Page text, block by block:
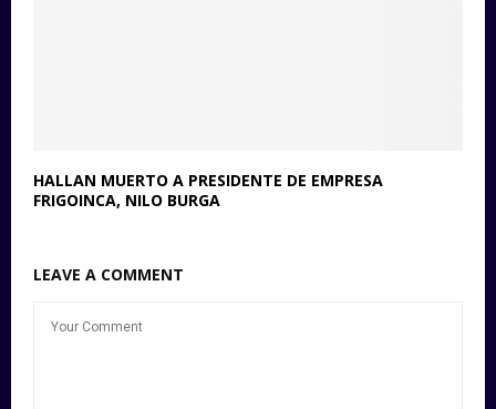
HALLAN MUERTO A PRESIDENTE DE EMPRESA
FRIGOINCA, NILO BURGA
LEAVE A COMMENT